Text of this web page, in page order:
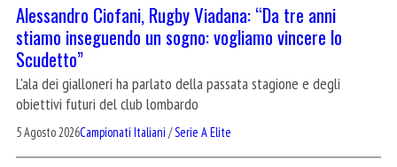
Alessandro Ciofani, Rugby Viadana: “Da tre anni
stiamo inseguendo un sogno: vogliamo vincere lo
Scudetto”
L'ala dei gialloneri ha parlato della passata stagione e degli
obiettivi futuri del club lombardo
5 Agosto 2026Campionati Italiani /Serie A Elite